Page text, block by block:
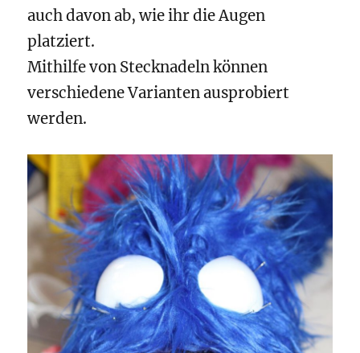
auch davon ab, wie ihr die Augen
platziert.
Mithilfe von Stecknadeln können
verschiedene Varianten ausprobiert
werden.